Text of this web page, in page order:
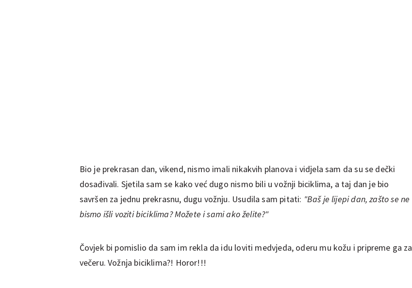
Bio je prekrasan dan, vikend, nismo imali nikakvih planova i vidjela sam da su se dečki
dosađivali. Sjetila sam se kako već dugo nismo bili u vožnji biciklima, a taj dan je bio
savršen za jednu prekrasnu, dugu vožnju. Usudila sam pitati: "Baš je lijepi dan, zašto se ne
bismo išli voziti biciklima? Možete i sami ako želite?"
Čovjek bi pomislio da sam im rekla da idu loviti medvjeda, oderu mu kožu i pripreme ga za
večeru. Vožnja biciklima?! Horor!!!